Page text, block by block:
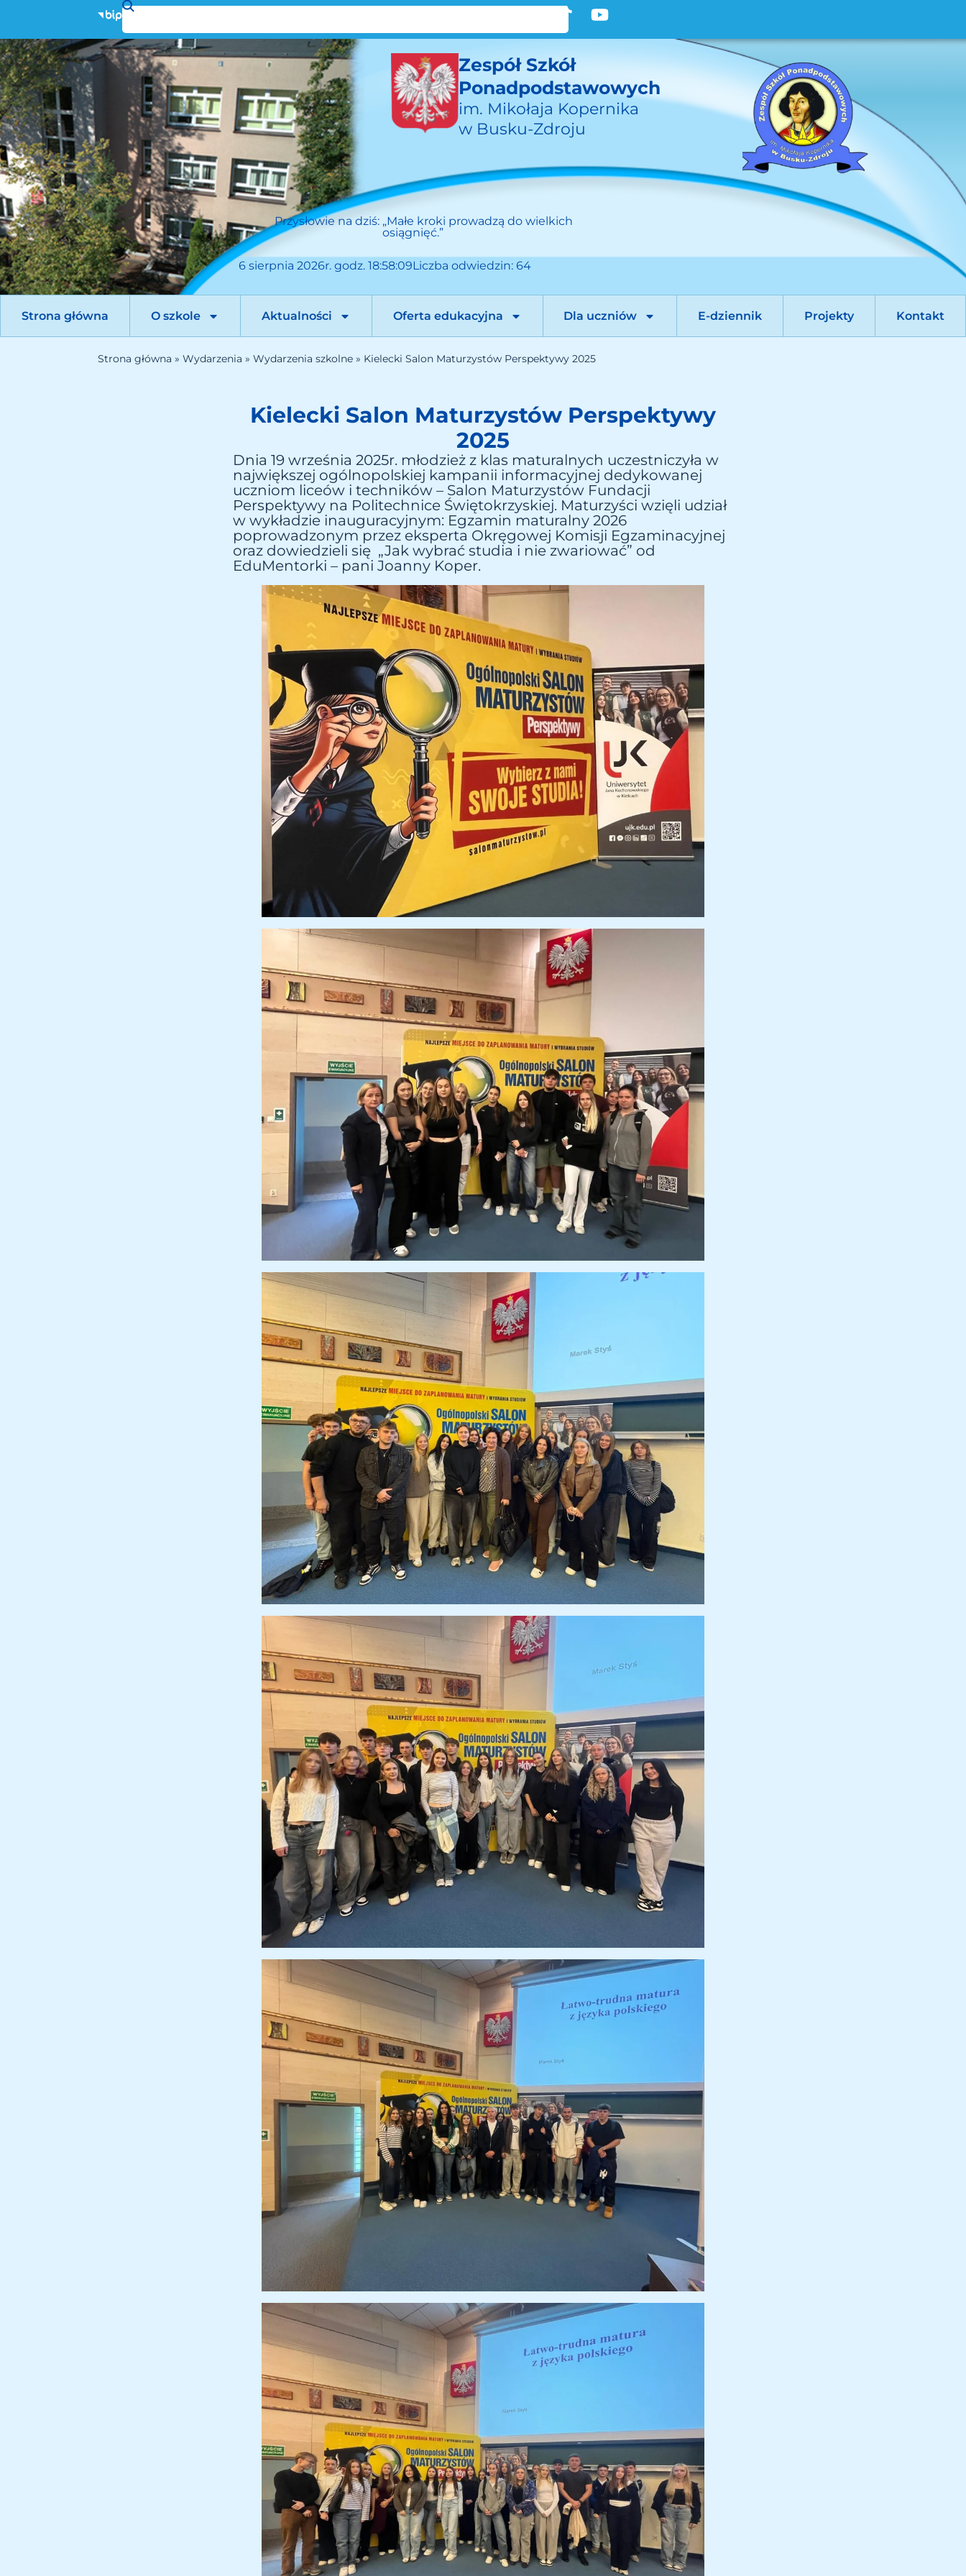
Zespół Szkół
Ponadpodstawowych
im. Mikołaja Kopernika
w Busku-Zdroju
Przysłowie na dziś: „Małe kroki prowadzą do wielkich
osiągnięć.”
6 sierpnia 2026r. godz. 18:58:09Liczba odwiedzin: 64
Strona główna O szkole Aktualności Oferta edukacyjna Dla uczniów E-dziennik Projekty Kontakt
Strona główna » Wydarzenia » Wydarzenia szkolne » Kielecki Salon Maturzystów Perspektywy 2025
Kielecki Salon Maturzystów Perspektywy
2025
Dnia 19 września 2025r. młodzież z klas maturalnych uczestniczyła w
największej ogólnopolskiej kampanii informacyjnej dedykowanej
uczniom liceów i techników – Salon Maturzystów Fundacji
Perspektywy na Politechnice Świętokrzyskiej. Maturzyści wzięli udział
w wykładzie inauguracyjnym: Egzamin maturalny 2026
poprowadzonym przez eksperta Okręgowej Komisji Egzaminacyjnej
oraz dowiedzieli się „Jak wybrać studia i nie zwariować” od
EduMentorki – pani Joanny Koper.